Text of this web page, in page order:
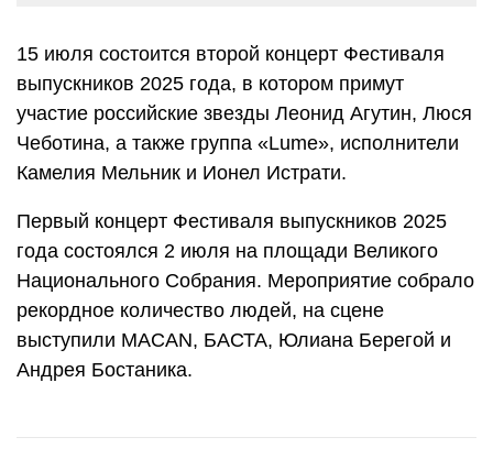
15 июля состоится второй концерт Фестиваля
выпускников 2025 года, в котором примут
участие российские звезды Леонид Агутин, Люся
Чеботина, а также группа «Lume», исполнители
Камелия Мельник и Ионел Истрати.
Первый концерт Фестиваля выпускников 2025
года состоялся 2 июля на площади Великого
Национального Собрания. Мероприятие собрало
рекордное количество людей, на сцене
выступили MACAN, БАСТА, Юлиана Берегой и
Андрея Бостаника.